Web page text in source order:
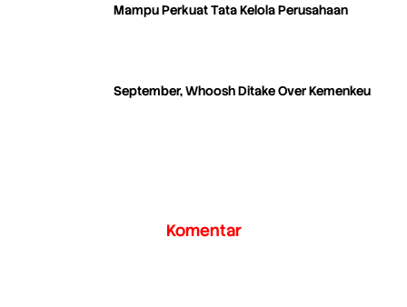
Mampu Perkuat Tata Kelola Perusahaan
September, Whoosh Ditake Over Kemenkeu
Komentar